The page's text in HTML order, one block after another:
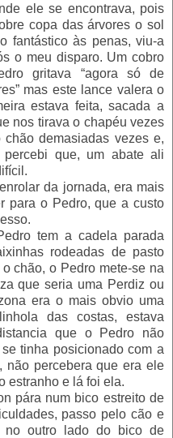
ele se encontrava, pois
copa das árvores o sol
fantástico às penas, viu-a
o meu disparo. Um cobro
gritava “agora só de
mas este lance valera o
estava feita, sacada a
nos tirava o chapéu vezes
demasiadas vezes e,
percebi que, um abate ali
da jornada, era mais
para o Pedro, que a custo
tem a cadela parada
rodeadas de pasto
chão, o Pedro mete-se na
que seria uma Perdiz ou
era o mais obvio uma
das costas, estava
que o Pedro não
tinha posicionado com a
não percebera que era ele
estranho e lá foi ela.
pára num bico estreito de
passo pelo cão e
no outro lado do bico de